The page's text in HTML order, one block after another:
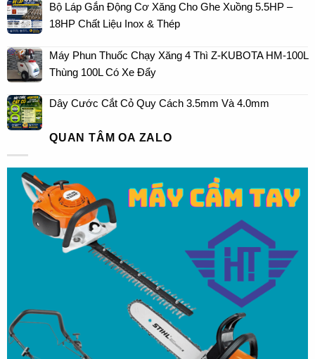
Bộ Láp Gắn Động Cơ Xăng Cho Ghe Xuồng 5.5HP –
18HP Chất Liệu Inox & Thép
Máy Phun Thuốc Chạy Xăng 4 Thì Z-KUBOTA HM-100L
Thùng 100L Có Xe Đẩy
Dây Cước Cắt Cỏ Quy Cách 3.5mm Và 4.0mm
QUAN TÂM OA ZALO